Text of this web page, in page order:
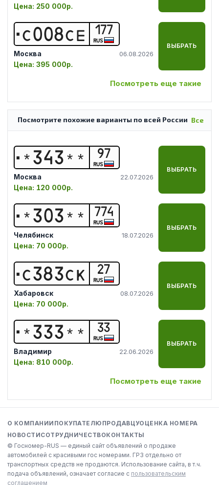
Цена: 250 000р.
С008С Е 177
RUS
Москва 06.08.2026
Цена: 395 000р.
ВЫБРАТЬ
Посмотреть еще такие
Все
Посмотрите похожие варианты по всей России
* 343 * * 97
RUS
Москва 22.07.2026
Цена: 120 000р.
ВЫБРАТЬ
* 303 * * 774
RUS
Челябинск 18.07.2026
Цена: 70 000р.
ВЫБРАТЬ
С383С К 27
RUS
Хабаровск 08.07.2026
Цена: 70 000р.
ВЫБРАТЬ
* 333 * * 33
RUS
Владимир 22.06.2026
Цена: 810 000р.
ВЫБРАТЬ
Посмотреть еще такие
© Госномер-RUS — единый сайт объявлений о продаже
автомобилей с красивыми гос номерами. ГРЗ отдельно от
транспортных средств не продаются. Использование сайта, в т.ч.
подача объявлений, означает согласие с пользовательским
соглашением
О КОМПАНИИ ПОКУПАТЕЛЮ ПРОДАВЦУОЦЕНКА НОМЕРА
НОВОСТИСОТРУДНИЧЕСТВОКОНТАКТЫ